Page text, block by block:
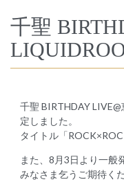
千聖
千聖 BIRTHDAY
定しました。
タイトル「
また、8月3日より一般
みなさま乞うご期待く